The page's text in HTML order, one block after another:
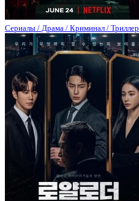
Сериалы / Драма / Криминал / Триллер